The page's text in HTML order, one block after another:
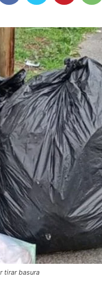
tirar basura